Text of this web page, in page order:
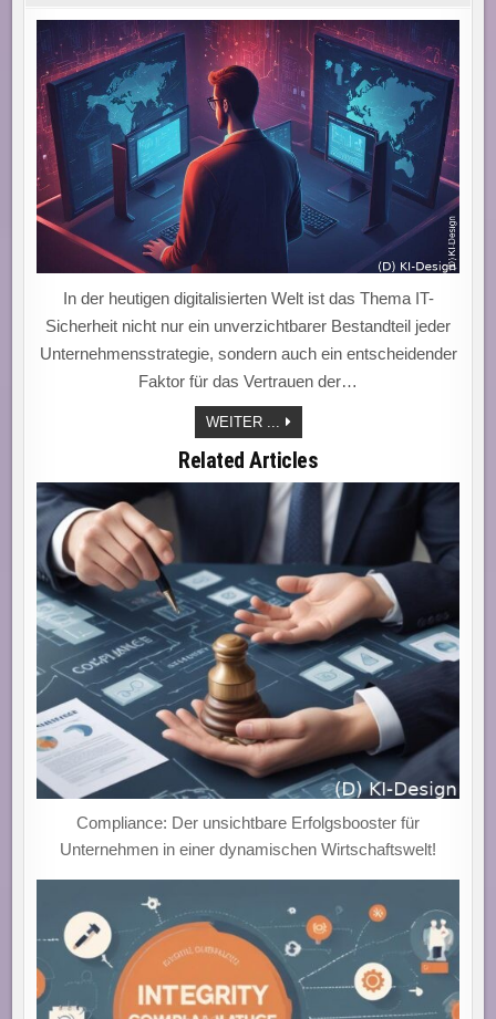
In der heutigen digitalisierten Welt ist das Thema IT-
Sicherheit nicht nur ein unverzichtbarer Bestandteil jeder
Unternehmensstrategie, sondern auch ein entscheidender
Faktor für das Vertrauen der…
WEITER ... IT-
SICHERHEIT:
SCHLÜSSEL
ZUR
STABILITÄT
–
FACHKRÄFTEMANGEL
GEFÄHRDET
UNTERNEHMENSERFOLG
IM
DIGITALEN
ZEITALTER!
Related Articles
Compliance: Der unsichtbare Erfolgsbooster für
Unternehmen in einer dynamischen Wirtschaftswelt!